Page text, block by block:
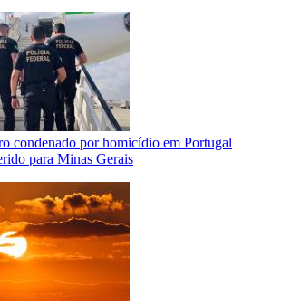
condenado por homicídio em Portugal
para Minas Gerais